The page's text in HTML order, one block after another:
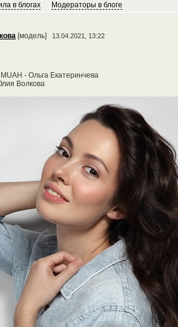
в блогах Модераторы в блоге
[модель] 13.04.2021, 13:22
- Ольга Екатеринчева
Волкова